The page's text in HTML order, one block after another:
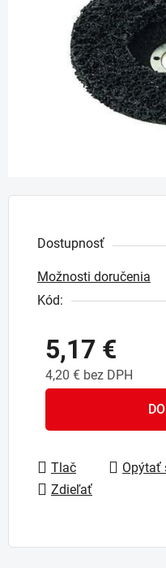
Dostupnosť
Možnosti doručenia
Kód:
5,17 €
4,20 € bez DPH
Tlač Opýtať
Zdieľať
hviezdičiek.